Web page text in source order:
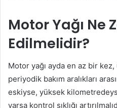
Motor Yağı Ne
Edilmelidir?
Motor yağı ayda en az bir
periyodik bakım aralıkları
eskiyse, yüksek
varsa kontrol sıklığı